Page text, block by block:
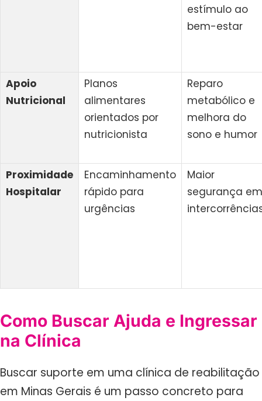
estímulo ao
bem-estar
Apoio
Nutricional
Planos
alimentares
orientados por
nutricionista
Reparo
metabólico e
melhora do
sono e humor
Proximidade
Hospitalar
Encaminhamento
rápido para
urgências
Maior
segurança em
Como Buscar Ajuda e Ingressar
na Clínica
Buscar suporte em uma clínica de reabilitação
em Minas Gerais é um passo concreto para